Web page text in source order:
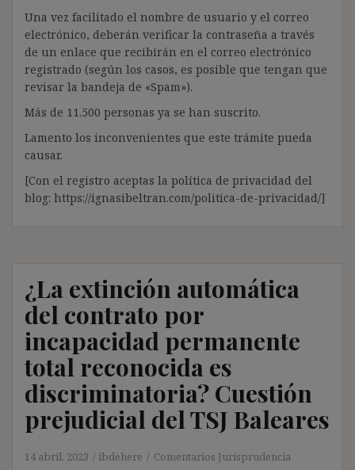
Una vez facilitado el nombre de usuario y el correo
electrónico, deberán verificar la contraseña a través
de un enlace que recibirán en el correo electrónico
registrado (según los casos, es posible que tengan que
revisar la bandeja de «Spam»).
Más de 11.500 personas ya se han suscrito.
Lamento los inconvenientes que este trámite pueda
causar.
[Con el registro aceptas la política de privacidad del
blog: https://ignasibeltran.com/politica-de-privacidad/]
¿La extinción automática
del contrato por
incapacidad permanente
total reconocida es
discriminatoria? Cuestión
prejudicial del TSJ Baleares
14 abril, 2023 ibdehere Comentarios Jurisprudencia